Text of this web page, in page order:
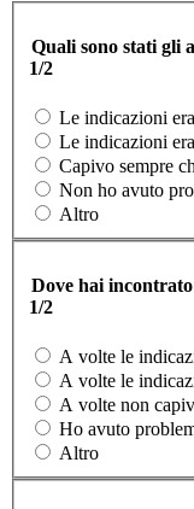
Quali sono stati gli
1/2
Le indicazioni
Le indicazioni
Capivo sempre
Non ho avuto
Altro
Dove hai
1/2
A volte le
A volte le
A volte non
Ho avuto
Altro